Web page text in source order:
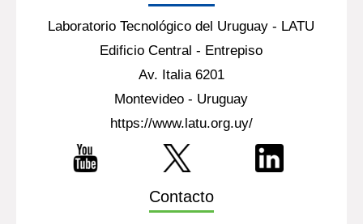
Laboratorio Tecnológico del Uruguay - LATU
Edificio Central - Entrepiso
Av. Italia 6201
Montevideo - Uruguay
https://www.latu.org.uy/
Contacto